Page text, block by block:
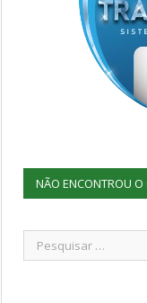
NÃO ENCONTROU O